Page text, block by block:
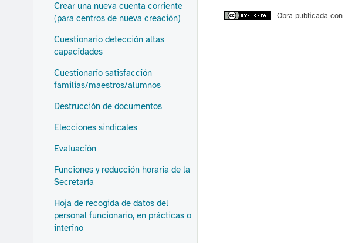
Crear una nueva cuenta corriente
(para centros de nueva creación)
Cuestionario detección altas
capacidades
Cuestionario satisfacción
familias/maestros/alumnos
Destrucción de documentos
Elecciones sindicales
Evaluación
Funciones y reducción horaria de la
Secretaría
Hoja de recogida de datos del
personal funcionario, en prácticas o
interino
Obra publicada con